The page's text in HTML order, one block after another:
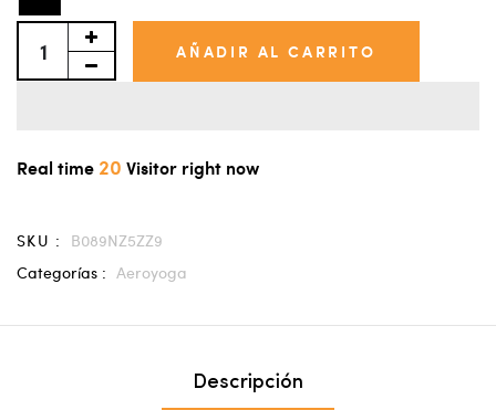
AÑADIR AL CARRITO
Real time 20 Visitor right now
SKU :
B089NZ5ZZ9
Categorías : Aeroyoga
Descripción